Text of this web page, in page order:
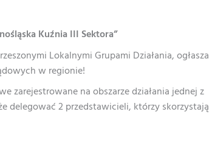
Kuźnia III Sektora”
Lokalnymi Grupami Działania, ogłasza
w regionie!
zarejestrowane na obszarze działania jednej z
delegować 2 przedstawicieli, którzy skorzystają